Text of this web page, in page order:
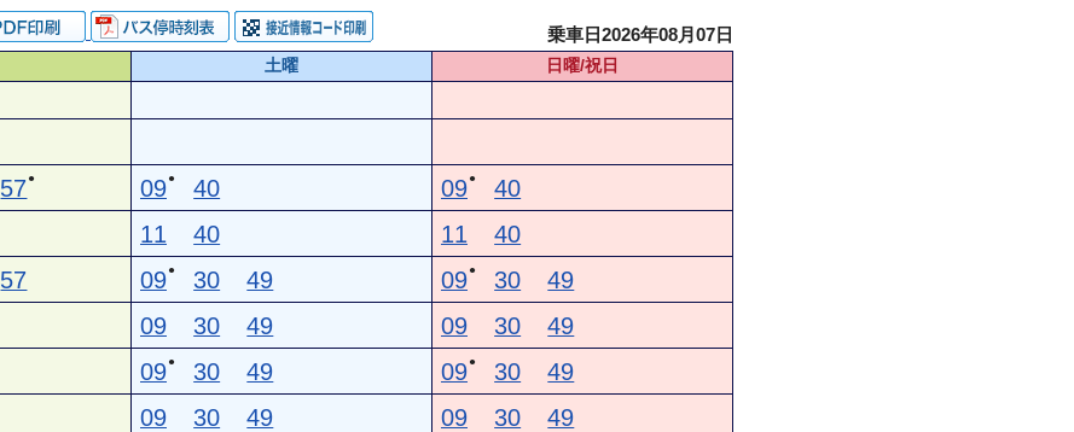
乗車日2026年08月07日
土曜
日曜/祝日
57● 09● 40 09● 40
11 40 11 40
57 09● 30 49 09● 30 49
09 30 49 09 30 49
09● 30 49 09● 30 49
09 30 49 09 30 49